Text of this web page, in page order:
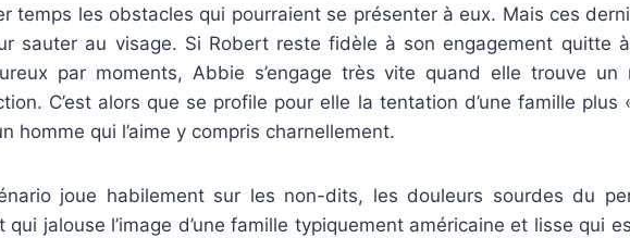
temps les obstacles qui pourraient se présenter à eux. Mais ces
sauter au visage. Si Robert reste fidèle à son engagement quitte
par moments, Abbie s’engage très vite quand elle trouve un
C’est alors que se profile pour elle la tentation d’une famille plus
homme qui l’aime y compris charnellement.
joue habilement sur les non-dits, les douleurs sourdes du
qui jalouse l’image d’une famille typiquement américaine et lisse qui